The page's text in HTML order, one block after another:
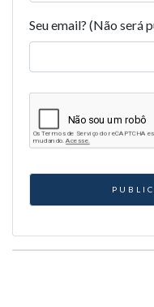
Seu email? (Não será